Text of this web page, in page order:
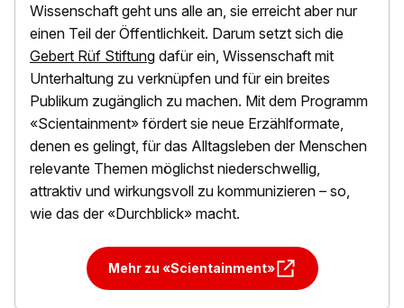
Wissenschaft geht uns alle an, sie erreicht aber nur
einen Teil der Öffentlichkeit. Darum setzt sich die
Gebert Rüf Stiftung dafür ein, Wissenschaft mit
Unterhaltung zu verknüpfen und für ein breites
Publikum zugänglich zu machen. Mit dem Programm
«Scientainment» fördert sie neue Erzählformate,
denen es gelingt, für das Alltagsleben der Menschen
relevante Themen möglichst niederschwellig,
attraktiv und wirkungsvoll zu kommunizieren – so,
wie das der «Durchblick» macht.
Mehr zu «Scientainment»